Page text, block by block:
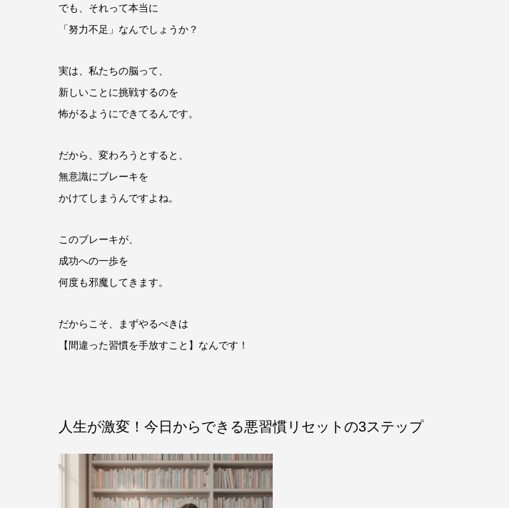
でも、それって本当に
「努力不足」なんでしょうか？
実は、私たちの脳って、
新しいことに挑戦するのを
怖がるようにできてるんです。
だから、変わろうとすると、
無意識にブレーキを
かけてしまうんですよね。
このブレーキが、
成功への一歩を
何度も邪魔してきます。
だからこそ、まずやるべきは
【間違った習慣を手放すこと】なんです！
人生が激変！今日からできる悪習慣リセットの3ステップ